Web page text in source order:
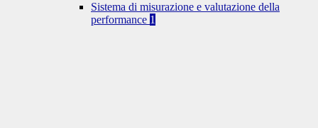
Sistema di misurazione e valutazione della
performance 1